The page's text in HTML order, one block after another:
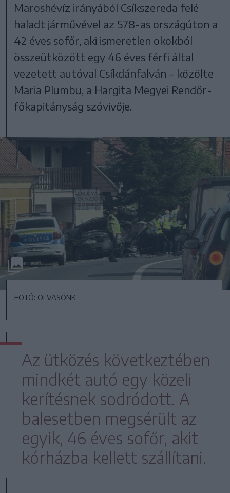
Maroshévíz irányából Csíkszereda felé
haladt járművével az 578-as országúton a
42 éves sofőr, aki ismeretlen okokból
összeütközött egy 46 éves férfi által
vezetett autóval Csíkdánfalván – közölte
Maria Plumbu, a Hargita Megyei Rendőr-
főkapitányság szóvivője.
FOTÓ: OLVASÓNK
Az ütközés következtében
mindkét autó egy közeli
kerítésnek sodródott. A
balesetben megsérült az
egyik, 46 éves sofőr, akit
kórházba kellett szállítani.